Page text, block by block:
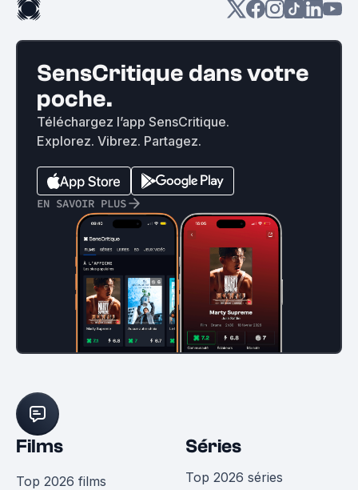
SensCritique dans votre
poche.
Téléchargez l’app SensCritique.
Explorez. Vibrez. Partagez.
EN SAVOIR PLUS
Films
Top 2026 films
Séries
Top 2026 séries